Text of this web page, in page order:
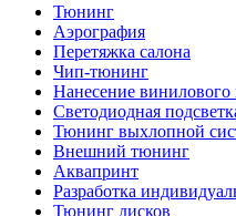
Тюнинг
Аэрография
Перетяжка салона
Чип-тюнинг
Нанесение
Светодиодная
Тюнинг выхлопной
Внешний тюнинг
Аквапринт
Разработка
Тюнинг дисков